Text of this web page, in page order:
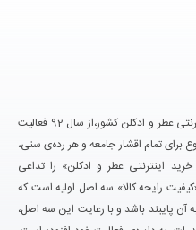
تکین مد یکی از بزرگ‌ترین فروشگاه‌های اینترنتی عطر و ادکلن کشور،از سال 92 فعالیت
برای تمام اقشار جامعه و هر رده‌ی سنی،
اینترنتی عطر و ادکلن» را تداعی
رایحه کالا» سه اصل اولیه است که
پایبند باشد و با رعایت این سه اصل،